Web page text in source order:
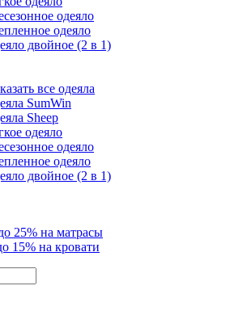
одеяло
одеяло
двойное (2 в 1)
все одеяла
SumWin
Sheep
одеяло
одеяло
одеяло
двойное (2 в 1)
25% на матрасы
15% на кровати